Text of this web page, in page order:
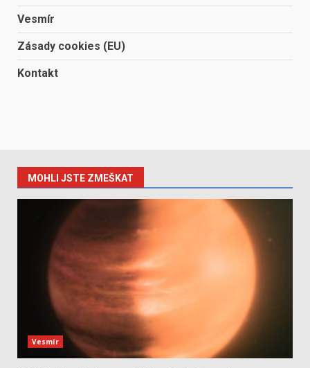
Vesmír
Zásady cookies (EU)
Kontakt
MOHLI JSTE ZMEŠKAT
Vesmír